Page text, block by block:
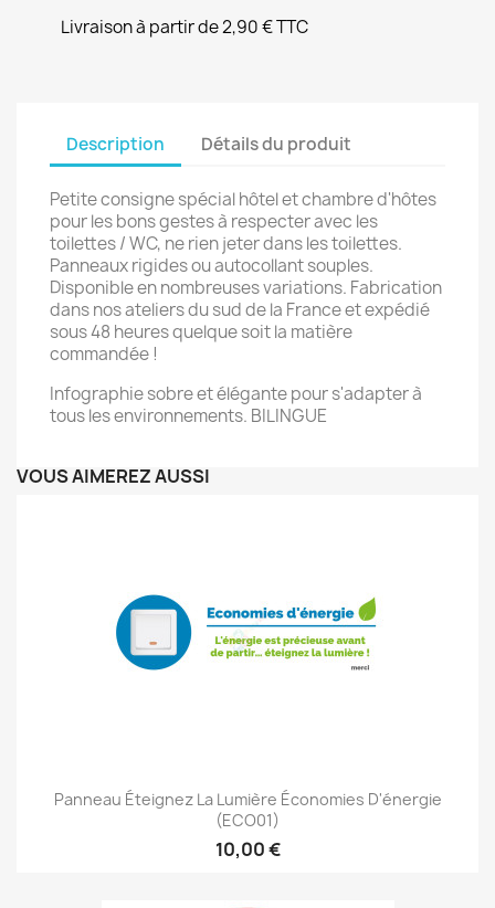
Livraison à partir de 2,90 € TTC
Description Détails du produit
Petite consigne spécial hôtel et chambre d'hôtes
pour les bons gestes à respecter avec les
toilettes / WC, ne rien jeter dans les toilettes.
Panneaux rigides ou autocollant souples.
Disponible en nombreuses variations. Fabrication
dans nos ateliers du sud de la France et expédié
sous 48 heures quelque soit la matière
commandée !
Infographie sobre et élégante pour s'adapter à
tous les environnements. BILINGUE
VOUS AIMEREZ AUSSI
Panneau Éteignez La Lumière Économies D'énergie
(ECO01)
10,00 €